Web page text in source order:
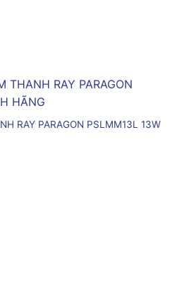
RAY PARAGON PSLMM13L 13W